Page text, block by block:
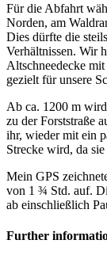
Für die Abfahrt
Norden, am
Dies dürfte die
Verhältnissen. Wir
Altschneedecke
gezielt für unsere
Ab ca. 1200 m
zu der Forststraße
ihr, wieder mit ein
Strecke wird, da
Mein GPS
von 1 ¾ Std. auf.
ab einschließlich
Further